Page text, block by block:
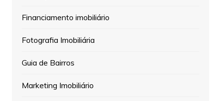
Financiamento imobiliário
Fotografia Imobiliária
Guia de Bairros
Marketing Imobiliário